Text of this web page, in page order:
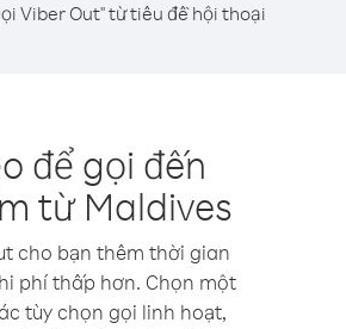
Viber Out" từ tiêu đề hội thoại
để gọi đến
từ Maldives
cho bạn thêm thời gian
phí thấp hơn. Chọn một
tùy chọn gọi linh hoạt,